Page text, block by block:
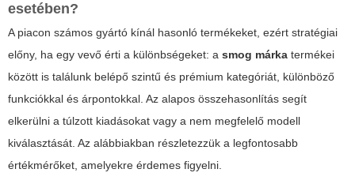
esetében?
A piacon számos gyártó kínál hasonló termékeket, ezért stratégiai
előny, ha egy vevő érti a különbségeket: a smog márka termékei
között is találunk belépő szintű és prémium kategóriát, különböző
funkciókkal és árpontokkal. Az alapos összehasonlítás segít
elkerülni a túlzott kiadásokat vagy a nem megfelelő modell
kiválasztását. Az alábbiakban részletezzük a legfontosabb
értékmérőket, amelyekre érdemes figyelni.